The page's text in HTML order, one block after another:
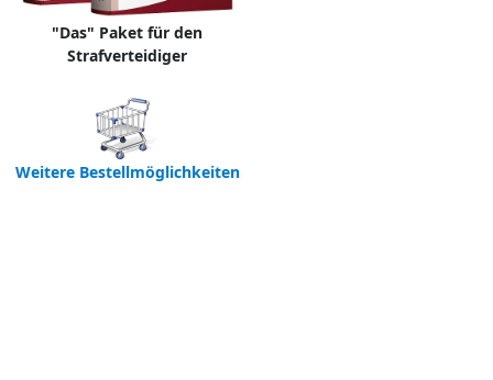
"Das" Paket für den
Strafverteidiger
Weitere Bestellmöglichkeiten